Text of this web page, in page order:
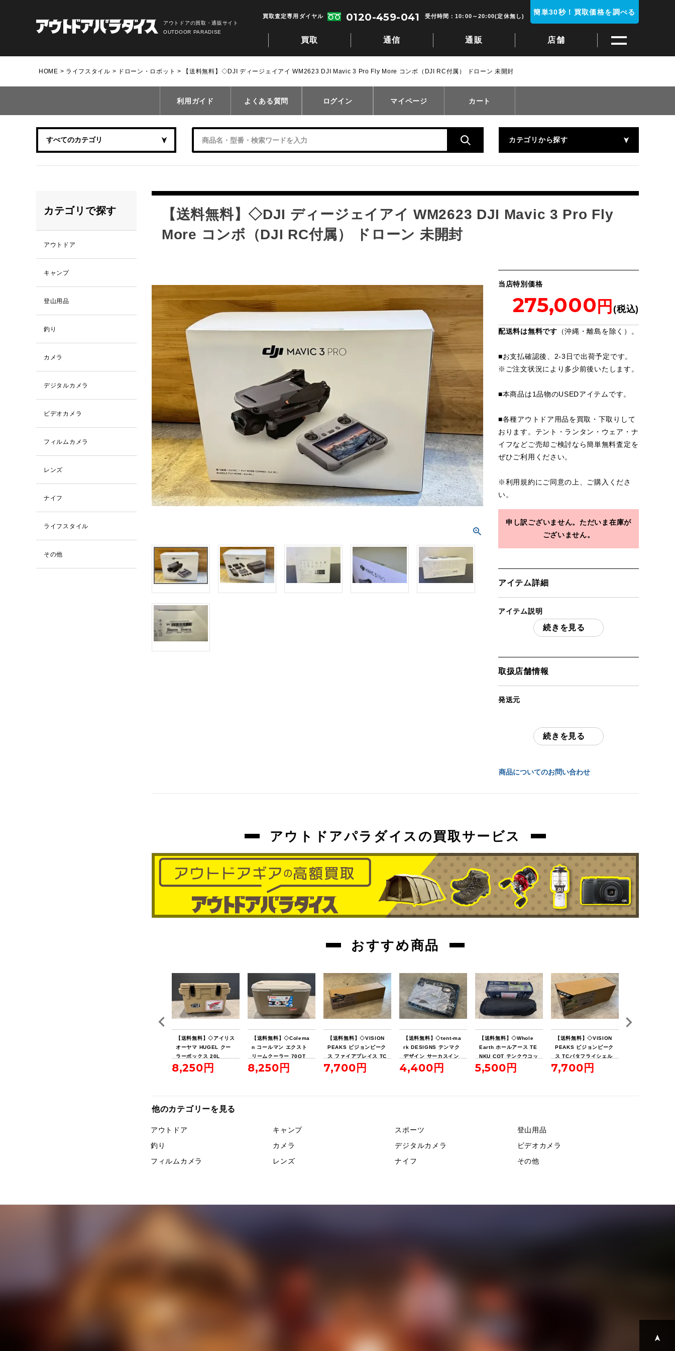
アウトドアの買取・通販サイト
OUTDOOR PARADISE
買取 通信 通販 店舗
買取査定専用ダイヤル 0120-459-041 受付時間：10:00～20:00(定休無し) 簡単30秒！買取価格を調べる
HOME ライフスタイル ドローン・ロボット 【送料無料】◇DJI ディージェイアイ WM2623 DJI Mavic 3 Pro Fly More コンボ（DJI RC付属） ドローン 未開封
利用ガイド よくある質問 ログイン マイページ カート
カテゴリから探す
【送料無料】◇DJI ディージェイアイ WM2623 DJI Mavic 3 Pro Fly
More コンボ（DJI RC付属） ドローン 未開封
当店特別価格
275,000
配送料は無料です （沖縄・離島を除く）。
■お支払確認後、2-3日で出荷予定です。
※ ご注文状況により多少前後いたします。
■本商品は1品物のUSEDアイテムです。
■各種アウトドア用品を買取・下取りして
おります。テント・ランタン・ウェア・ナ
イフなどご売却ご検討なら簡単無料査定を
ぜひご利用ください。
※利用規約にご同意の上、ご購入くださ
い。
申し訳ございません。ただいま在庫が
ございません。
アイテム詳細
アイテム説明
DJI ディージェイアイWM2623 DJI Mavic
(撮影、運搬備品は除く)
アイテム状態
未開封品になります。
いませ。
続きを見る
取扱店舗情報
発送元
続きを見る
商品についてのお問い合わせ
アウトドアパラダイスの買取サービス
おすすめ商品
【送料無料】◇アイリス
オーヤマ HUGEL クー
ラーボックス 20L
8,250円
【送料無料】◇Colema
n コールマン エクスト
リームクーラー 70QT
タンカラー
8,250円
【送料無料】◇VISION
PEAKS ビジョンピーク
ス ファイアプレイス TC
レクタタープ
7,700円
【送料無料】◇tent-ma
rk DESIGNS テンマク
デザイン サーカスイン
ナーマット 4/5
4,400円
【送料無料】◇Whole
Earth ホールアース TE
NKU COT テンクウコッ
ト
5,500円
【送料無料】◇VISION
PEAKS ビジョンピーク
ス TCバタフライシェル
ターSOLO
7,700円
他のカテゴリーを見る
アウトドア キャンプ スポーツ
登山用品
釣り
カメラ デジタルカメラ
ビデオカメラ
フィルムカメラ
レンズ ナイフ その他
カテゴリで探す
アウトドア
キャンプ
登山用品
釣り
カメラ
デジタルカメラ
ビデオカメラ
フィルムカメラ
レンズ
ナイフ
ライフスタイル
その他